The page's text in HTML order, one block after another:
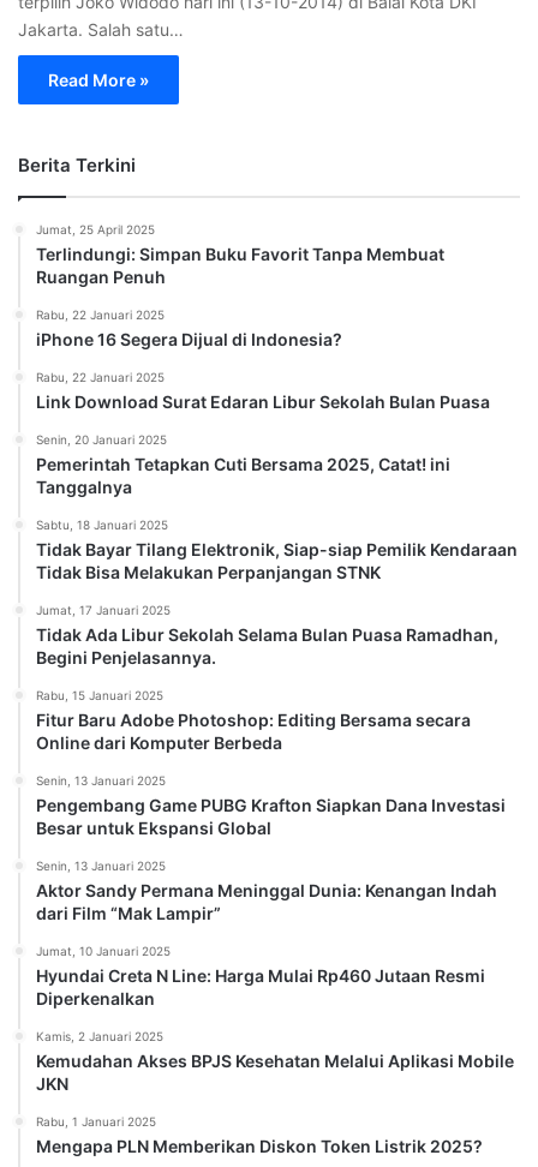
Jakarta. Salah satu…
Read More »
Berita Terkini
Jumat, 25 April 2025
Terlindungi: Simpan Buku Favorit Tanpa Membuat
Ruangan Penuh
Rabu, 22 Januari 2025
iPhone 16 Segera Dijual di Indonesia?
Rabu, 22 Januari 2025
Link Download Surat Edaran Libur Sekolah Bulan Puasa
Senin, 20 Januari 2025
Pemerintah Tetapkan Cuti Bersama 2025, Catat! ini
Tanggalnya
Sabtu, 18 Januari 2025
Tidak Bayar Tilang Elektronik, Siap-siap Pemilik Kendaraan
Tidak Bisa Melakukan Perpanjangan STNK
Jumat, 17 Januari 2025
Tidak Ada Libur Sekolah Selama Bulan Puasa Ramadhan,
Begini Penjelasannya.
Rabu, 15 Januari 2025
Fitur Baru Adobe Photoshop: Editing Bersama secara
Online dari Komputer Berbeda
Senin, 13 Januari 2025
Pengembang Game PUBG Krafton Siapkan Dana Investasi
Besar untuk Ekspansi Global
Senin, 13 Januari 2025
Aktor Sandy Permana Meninggal Dunia: Kenangan Indah
dari Film “Mak Lampir”
Jumat, 10 Januari 2025
Hyundai Creta N Line: Harga Mulai Rp460 Jutaan Resmi
Diperkenalkan
Kamis, 2 Januari 2025
Kemudahan Akses BPJS Kesehatan Melalui Aplikasi Mobile
JKN
Rabu, 1 Januari 2025
Mengapa PLN Memberikan Diskon Token Listrik 2025?